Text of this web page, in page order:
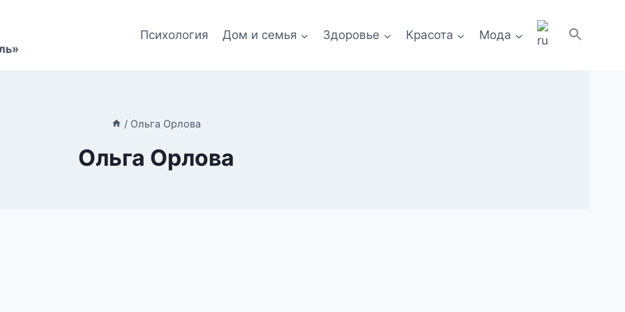
Психология Дом и семья Здоровье Красота Мода
/ Ольга Орлова
Ольга Орлова